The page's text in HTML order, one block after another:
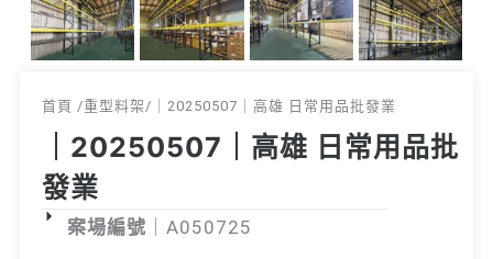
首頁 /重型料架/｜20250507｜高雄 日常用品批發業
｜20250507｜高雄 日常用品批
發業
案場編號 ｜A050725